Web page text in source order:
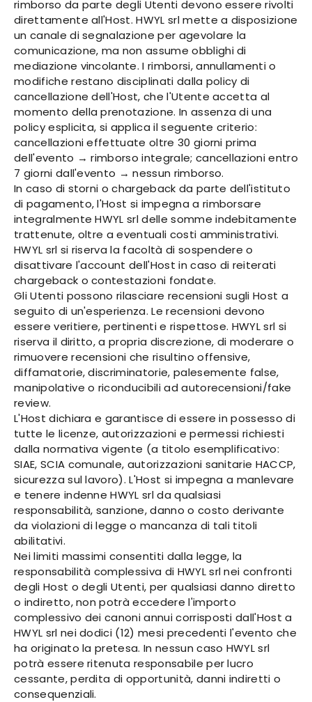
rimborso da parte degli Utenti devono essere rivolti
direttamente all'Host. HWYL srl mette a disposizione
un canale di segnalazione per agevolare la
comunicazione, ma non assume obblighi di
mediazione vincolante. I rimborsi, annullamenti o
modifiche restano disciplinati dalla policy di
cancellazione dell'Host, che l'Utente accetta al
momento della prenotazione. In assenza di una
policy esplicita, si applica il seguente criterio:
cancellazioni effettuate oltre 30 giorni prima
dell'evento → rimborso integrale; cancellazioni entro
7 giorni dall'evento → nessun rimborso.
In caso di storni o chargeback da parte dell'istituto
di pagamento, l'Host si impegna a rimborsare
integralmente HWYL srl delle somme indebitamente
trattenute, oltre a eventuali costi amministrativi.
HWYL srl si riserva la facoltà di sospendere o
disattivare l'account dell'Host in caso di reiterati
chargeback o contestazioni fondate.
Gli Utenti possono rilasciare recensioni sugli Host a
seguito di un'esperienza. Le recensioni devono
essere veritiere, pertinenti e rispettose. HWYL srl si
riserva il diritto, a propria discrezione, di moderare o
rimuovere recensioni che risultino offensive,
diffamatorie, discriminatorie, palesemente false,
manipolative o riconducibili ad autorecensioni/fake
review.
L'Host dichiara e garantisce di essere in possesso di
tutte le licenze, autorizzazioni e permessi richiesti
dalla normativa vigente (a titolo esemplificativo:
SIAE, SCIA comunale, autorizzazioni sanitarie HACCP,
sicurezza sul lavoro). L'Host si impegna a manlevare
e tenere indenne HWYL srl da qualsiasi
responsabilità, sanzione, danno o costo derivante
da violazioni di legge o mancanza di tali titoli
abilitativi.
Nei limiti massimi consentiti dalla legge, la
responsabilità complessiva di HWYL srl nei confronti
degli Host o degli Utenti, per qualsiasi danno diretto
o indiretto, non potrà eccedere l'importo
complessivo dei canoni annui corrisposti dall'Host a
HWYL srl nei dodici (12) mesi precedenti l'evento che
ha originato la pretesa. In nessun caso HWYL srl
potrà essere ritenuta responsabile per lucro
cessante, perdita di opportunità, danni indiretti o
consequenziali.